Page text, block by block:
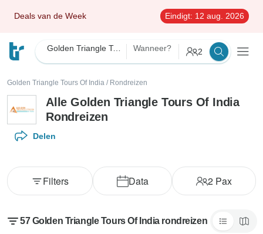
Deals van de Week Eindigt: 12 aug. 2026
Golden Triangle Tours Of India Wanneer? 2
Golden Triangle Tours Of India / Rondreizen
Alle Golden Triangle Tours Of India
Rondreizen
Delen
Data 2 Pax
Filters
57 Golden Triangle Tours Of India rondreizen